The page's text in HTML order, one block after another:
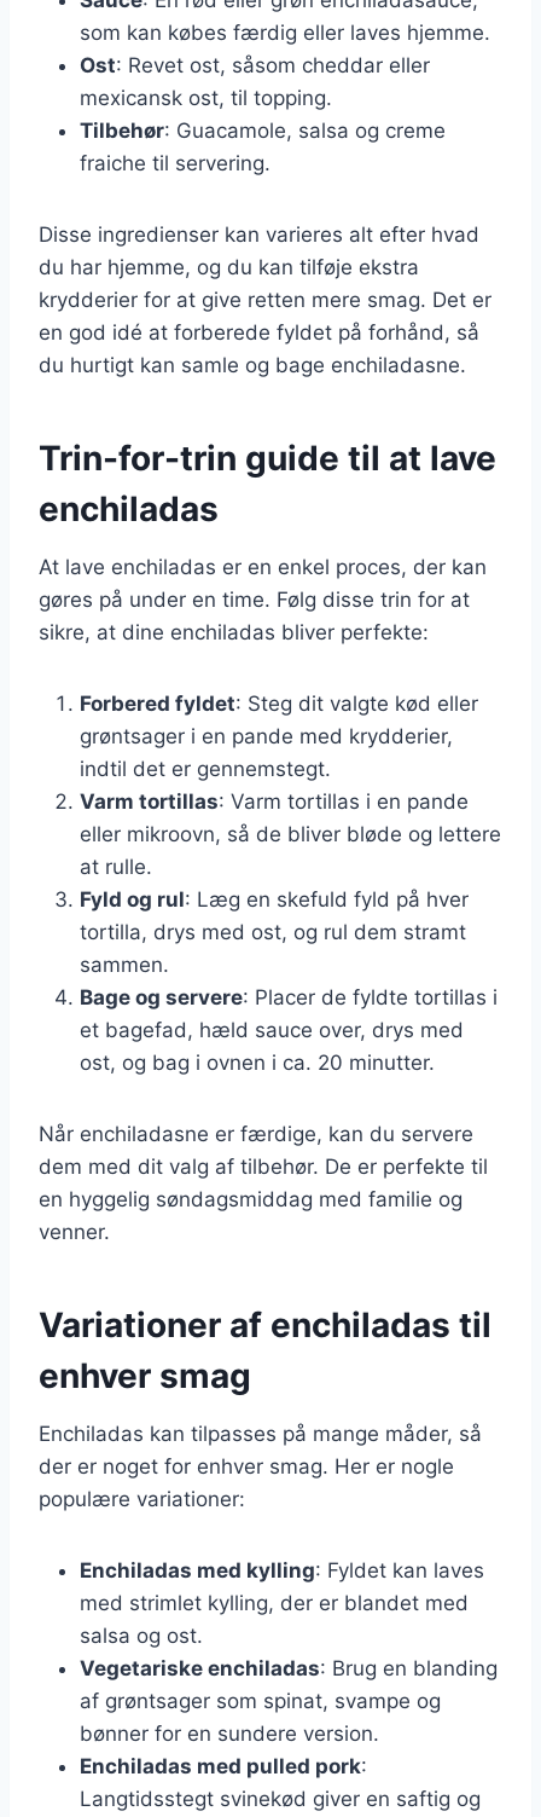
som kan købes færdig eller laves hjemme.
Ost: Revet ost, såsom cheddar eller
mexicansk ost, til topping.
Tilbehør: Guacamole, salsa og creme
fraiche til servering.
Disse ingredienser kan varieres alt efter hvad
du har hjemme, og du kan tilføje ekstra
krydderier for at give retten mere smag. Det er
en god idé at forberede fyldet på forhånd, så
du hurtigt kan samle og bage enchiladasne.
Trin-for-trin guide til at lave
enchiladas
At lave enchiladas er en enkel proces, der kan
gøres på under en time. Følg disse trin for at
sikre, at dine enchiladas bliver perfekte:
Forbered fyldet: Steg dit valgte kød eller
grøntsager i en pande med krydderier,
indtil det er gennemstegt.
Varm tortillas: Varm tortillas i en pande
eller mikroovn, så de bliver bløde og lettere
at rulle.
Fyld og rul: Læg en skefuld fyld på hver
tortilla, drys med ost, og rul dem stramt
sammen.
Bage og servere: Placer de fyldte tortillas i
et bagefad, hæld sauce over, drys med
ost, og bag i ovnen i ca. 20 minutter.
Når enchiladasne er færdige, kan du servere
dem med dit valg af tilbehør. De er perfekte til
en hyggelig søndagsmiddag med familie og
venner.
Variationer af enchiladas til
enhver smag
Enchiladas kan tilpasses på mange måder, så
der er noget for enhver smag. Her er nogle
populære variationer:
Enchiladas med kylling: Fyldet kan laves
med strimlet kylling, der er blandet med
salsa og ost.
Vegetariske enchiladas: Brug en blanding
af grøntsager som spinat, svampe og
bønner for en sundere version.
Enchiladas med pulled pork:
Langtidsstegt svinekød giver en saftig og